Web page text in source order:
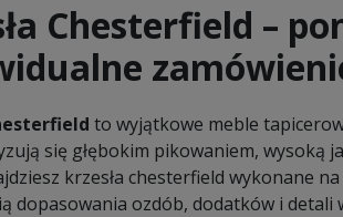
Chesterfield –
to wyjątkowe meble
się głębokim pikowaniem, wysoką
krzesła chesterfield wykonane
dopasowania ozdób, dodatków i detali